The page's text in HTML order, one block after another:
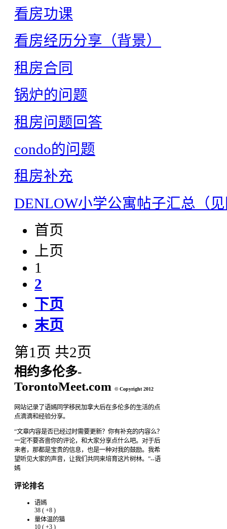
看房功课
看房经历分享（背景）
租房合同
锅炉的问题
租房问题回答
condo的问题
租房补充
DENLOW小学公寓帖子汇总（
首页
上页
1
2
下页
末页
第1页 共2页
相约多伦多-
TorontoMeet.com
© Copyright 2012
网站记录了语嫣同学移民加拿大后在多伦多的生活的点
点滴滴和经验分享。
“文章内容是否已经过时需要更新？你有补充的内容么？
一定不要吝啬你的评论，和大家分享点什么吧。对于后
来者，那都是宝贵的信息，也是一种对我的鼓励。我希
望听见大家的声音，让我们共同来培育这片树林。”--语
嫣
评论排名
语嫣
38 ( +8 )
量体温的猫
10 ( +3 )